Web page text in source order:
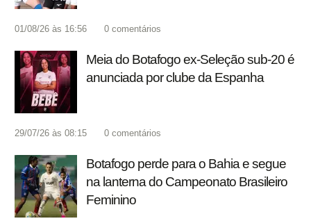
01/08/26 às 16:56 0 comentários
Meia do Botafogo ex-Seleção sub-20 é
anunciada por clube da Espanha
29/07/26 às 08:15 0 comentários
Botafogo perde para o Bahia e segue
na lanterna do Campeonato Brasileiro
Feminino